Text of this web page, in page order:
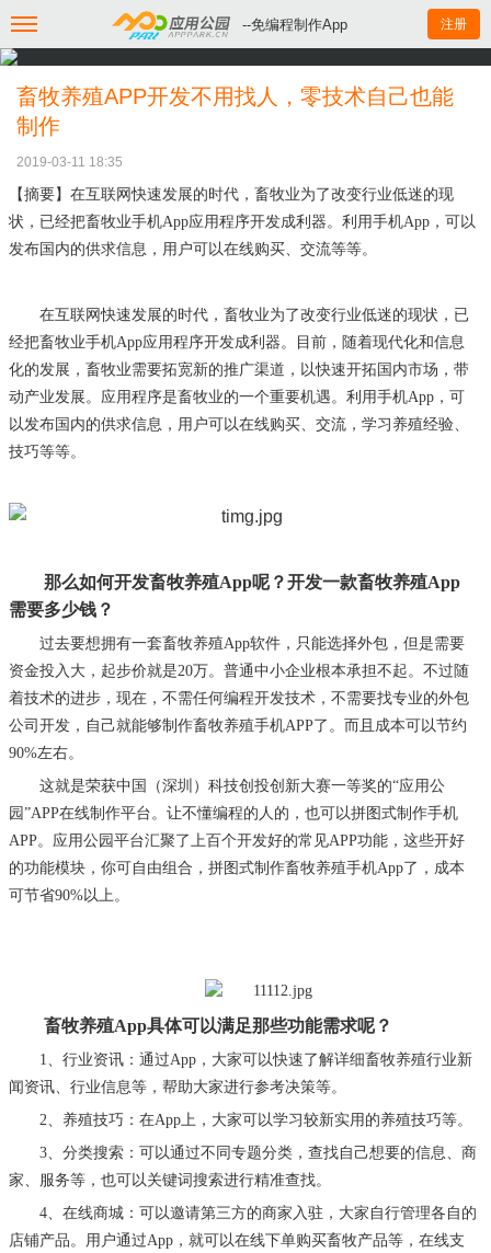
--免编程制作App 注册
畜牧养殖APP开发不用找人，零技术自己也能
制作
2019-03-11 18:35
【摘要】在互联网快速发展的时代，畜牧业为了改变行业低迷的现
状，已经把畜牧业手机App应用程序开发成利器。利用手机App，可以
发布国内的供求信息，用户可以在线购买、交流等等。
在互联网快速发展的时代，畜牧业为了改变行业低迷的现状，已
经把畜牧业手机App应用程序开发成利器。目前，随着现代化和信息
化的发展，畜牧业需要拓宽新的推广渠道，以快速开拓国内市场，带
动产业发展。应用程序是畜牧业的一个重要机遇。利用手机App，可
以发布国内的供求信息，用户可以在线购买、交流，学习养殖经验、
技巧等等。
那么如何开发畜牧养殖App呢？开发一款畜牧养殖App
需要多少钱？
过去要想拥有一套畜牧养殖App软件，只能选择外包，但是需要
资金投入大，起步价就是20万。普通中小企业根本承担不起。不过随
着技术的进步，现在，不需任何编程开发技术，不需要找专业的外包
公司开发，自己就能够制作畜牧养殖手机APP了。而且成本可以节约
90%左右。
这就是荣获中国（深圳）科技创投创新大赛一等奖的“应用公
园”APP在线制作平台。让不懂编程的人的，也可以拼图式制作手机
APP。应用公园平台汇聚了上百个开发好的常见APP功能，这些开好
的功能模块，你可自由组合，拼图式制作畜牧养殖手机App了，成本
可节省90%以上。
畜牧养殖App具体可以满足那些功能需求呢？
1、 行业资讯：通过App，大家可以快速了解详细畜牧养殖行业新
闻资讯、行业信息等，帮助大家进行参考决策等。
2、 养殖技巧：在App上，大家可以学习较新实用的养殖技巧等。
3、 分类搜索：可以通过不同专题分类，查找自己想要的信息、商
家、服务等，也可以关键词搜索进行精准查找。
4、 在线商城：可以邀请第三方的商家入驻，大家自行管理各自的
店铺产品。用户通过App，就可以在线下单购买畜牧产品等，在线支